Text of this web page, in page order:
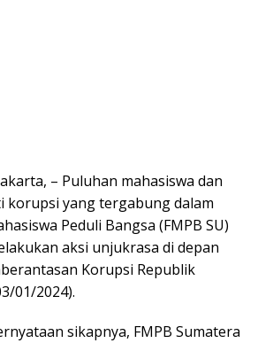
– Puluhan mahasiswa dan
korupsi yang tergabung dalam
Peduli Bangsa (FMPB SU)
aksi unjukrasa di depan
Korupsi Republik
01/2024).
sikapnya, FMPB Sumatera